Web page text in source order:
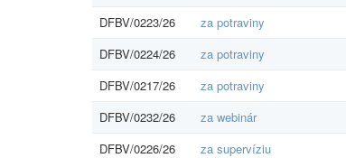
DFBV/0223/26
za potraviny
DFBV/0224/26
za potraviny
DFBV/0217/26
za potraviny
DFBV/0232/26
za webinár
DFBV/0226/26
za supervíziu